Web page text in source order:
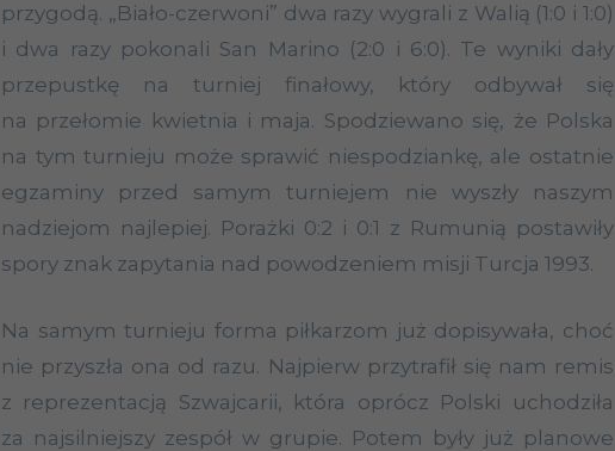
przygodą. „Biało-czerwoni” dwa razy wygrali z Walią (1:0 i 1:0)
i dwa razy pokonali San Marino (2:0 i 6:0). Te wyniki dały
przepustkę na turniej finałowy, który odbywał się
na przełomie kwietnia i maja. Spodziewano się, że Polska
na tym turnieju może sprawić niespodziankę, ale ostatnie
egzaminy przed samym turniejem nie wyszły naszym
nadziejom najlepiej. Porażki 0:2 i 0:1 z Rumunią postawiły
spory znak zapytania nad powodzeniem misji Turcja 1993.
Na samym turnieju forma piłkarzom już dopisywała, choć
nie przyszła ona od razu. Najpierw przytrafił się nam remis
z reprezentacją Szwajcarii, która oprócz Polski uchodziła
za najsilniejszy zespół w grupie. Potem były już planowe